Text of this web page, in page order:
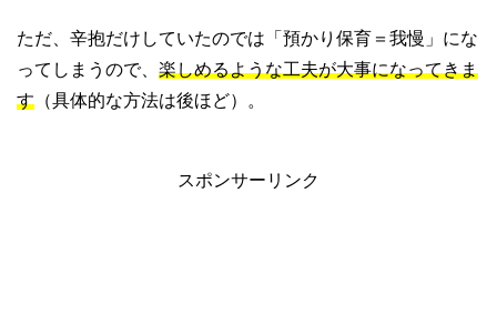
ただ、辛抱だけしていたのでは「預かり保育＝我慢」にな
ってしまうので、 楽しめるような工夫が大事になってきま
す （具体的な方法は後ほど）。
スポンサーリンク